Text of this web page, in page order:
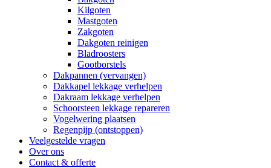
Kilgoten
Mastgoten
Zakgoten
Dakgoten reinigen
Bladroosters
Gootborstels
Dakpannen (vervangen)
Dakkapel lekkage verhelpen
Dakraam lekkage verhelpen
Schoorsteen lekkage repareren
Vogelwering plaatsen
Regenpijp (ontstoppen)
Veelgestelde vragen
Over ons
Contact & offerte